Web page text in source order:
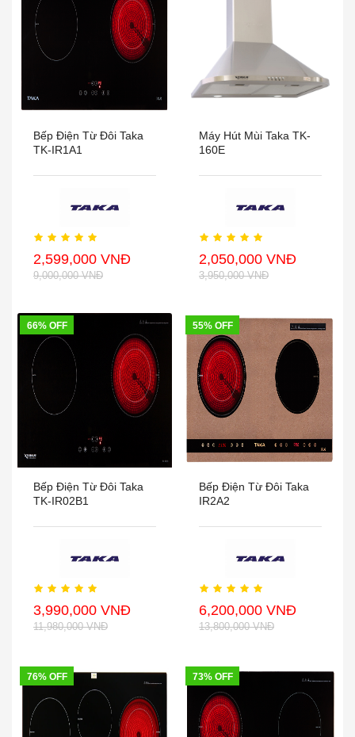
Bếp Điện Từ Đôi Taka
TK-IR1A1
2,599,000 VNĐ
9,000,000 VNĐ
Máy Hút Mùi Taka TK-
160E
2,050,000 VNĐ
3,950,000 VNĐ
66% OFF
Bếp Điện Từ Đôi Taka
TK-IR02B1
3,990,000 VNĐ
11,980,000 VNĐ
55% OFF
Bếp Điện Từ Đôi Taka
IR2A2
6,200,000 VNĐ
13,800,000 VNĐ
76% OFF 73% OFF